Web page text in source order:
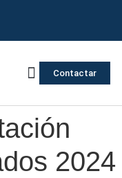
Contactar
2024